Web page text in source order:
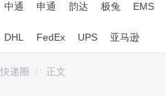
中通 申通 韵达 极兔 EMS
DHL FedEx UPS 亚马逊
快递圈 正文